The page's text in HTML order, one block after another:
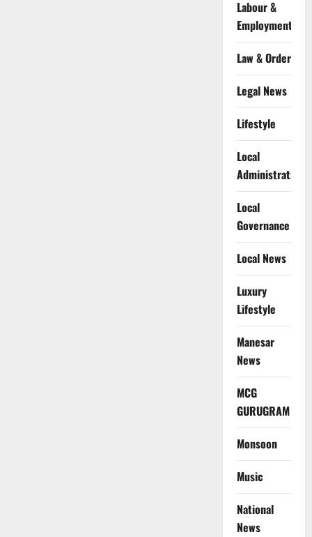
Labour &
Employment
Law & Order
Legal News
Lifestyle
Local
Administration
Local
Governance
Local News
Luxury
Lifestyle
Manesar
News
MCG
GURUGRAM
Monsoon
Music
National
News